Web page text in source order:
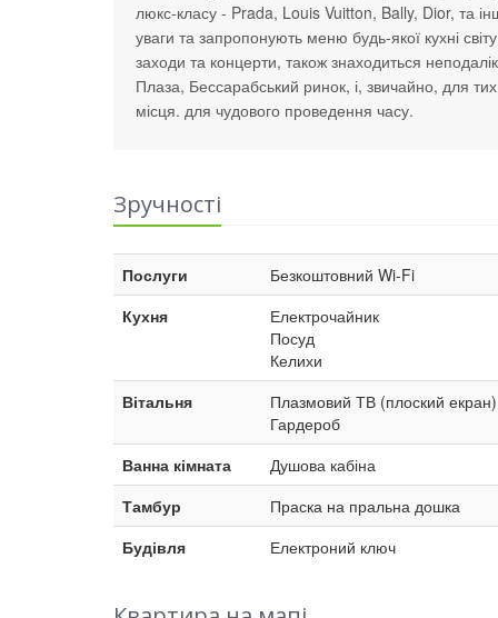
люкс-класу - Prada, Louis Vuitton, Bally, Dior, та
уваги та запропонують меню будь-якої кухні
заходи та концерти, також знаходиться
Плаза, Бессарабський ринок, і, звичайно, для
місця. для чудового проведення часу.
Зручності
Послуги
Безкоштовний Wi-Fi
Кухня
Електрочайник
Посуд
Келихи
Вітальня
Плазмовий ТВ (плоский екран)
Гардероб
Ванна кімната
Душова кабіна
Тамбур
Праска на пральна дошка
Будівля
Електроний ключ